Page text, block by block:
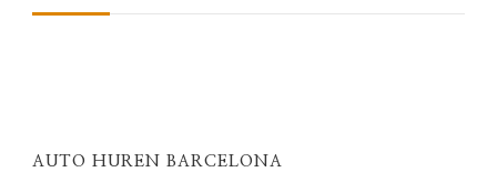
AUTO HUREN BARCELONA